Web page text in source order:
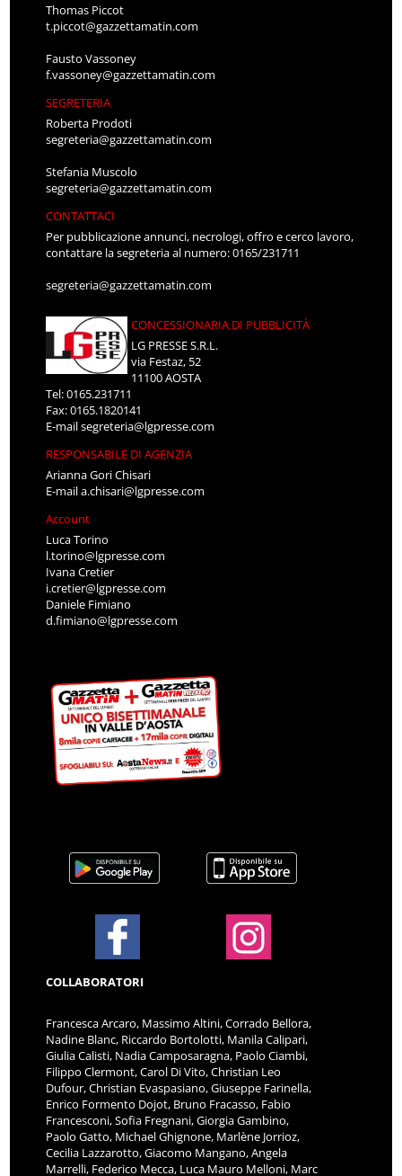
Thomas Piccot
t.piccot@gazzettamatin.com
Fausto Vassoney
f.vassoney@gazzettamatin.com
SEGRETERIA
Roberta Prodoti
segreteria@gazzettamatin.com
Stefania Muscolo
segreteria@gazzettamatin.com
CONTATTACI
Per pubblicazione annunci, necrologi, offro e cerco lavoro,
contattare la segreteria al numero: 0165/231711
segreteria@gazzettamatin.com
CONCESSIONARIA DI PUBBLICITÀ
LG PRESSE S.R.L.
via Festaz, 52
11100 AOSTA
Tel: 0165.231711
Fax: 0165.1820141
E-mailsegreteria@lgpresse.com
RESPONSABILE DI AGENZIA
Arianna Gori Chisari
E-maila.chisari@lgpresse.com
Account
Luca Torino
l.torino@lgpresse.com
Ivana Cretier
i.cretier@lgpresse.com
Daniele Fimiano
d.fimiano@lgpresse.com
COLLABORATORI
Francesca Arcaro, Massimo Altini, Corrado Bellora,
Nadine Blanc, Riccardo Bortolotti, Manila Calipari,
Giulia Calisti, Nadia Camposaragna, Paolo Ciambi,
Filippo Clermont, Carol Di Vito, Christian Leo
Dufour, Christian Evaspasiano, Giuseppe Farinella,
Enrico Formento Dojot, Bruno Fracasso, Fabio
Francesconi, Sofia Fregnani, Giorgia Gambino,
Paolo Gatto, Michael Ghignone, Marlène Jorrioz,
Cecilia Lazzarotto, Giacomo Mangano, Angela
Marrelli, Federico Mecca, Luca Mauro Melloni, Marc